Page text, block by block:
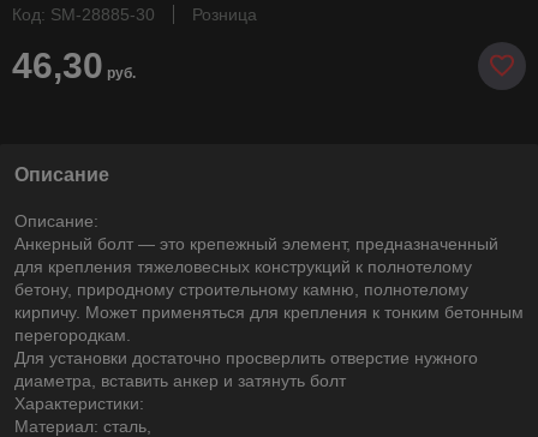
Код: SM-28885-30
Розница
46,30 руб.
Описание
Описание:
Анкерный болт — это крепежный элемент, предназначенный
для крепления тяжеловесных конструкций к полнотелому
бетону, природному строительному камню, полнотелому
кирпичу. Может применяться для крепления к тонким бетонным
перегородкам.
Для установки достаточно просверлить отверстие нужного
диаметра, вставить анкер и затянуть болт
Характеристики:
Материал: сталь,